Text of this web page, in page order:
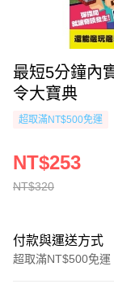
最短5分鐘內
令大寶典
超取滿NT$500免運
NT$320
NT$253
付款與運送方式
超取滿NT$500免運